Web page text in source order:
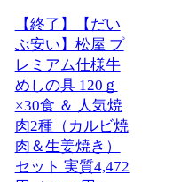
【終了】【だい
ぶ安い】松屋 プ
レミアム仕様牛
めしの具 120ｇ
×30食 ＆ 人気焼
肉2種（カルビ焼
肉＆生姜焼き）
セット 実質4,472